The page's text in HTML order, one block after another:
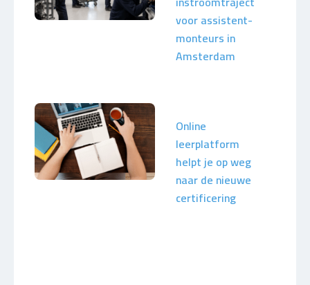
voor assistent-
monteurs in
Amsterdam
Online
leerplatform
helpt je op weg
naar de nieuwe
certificering